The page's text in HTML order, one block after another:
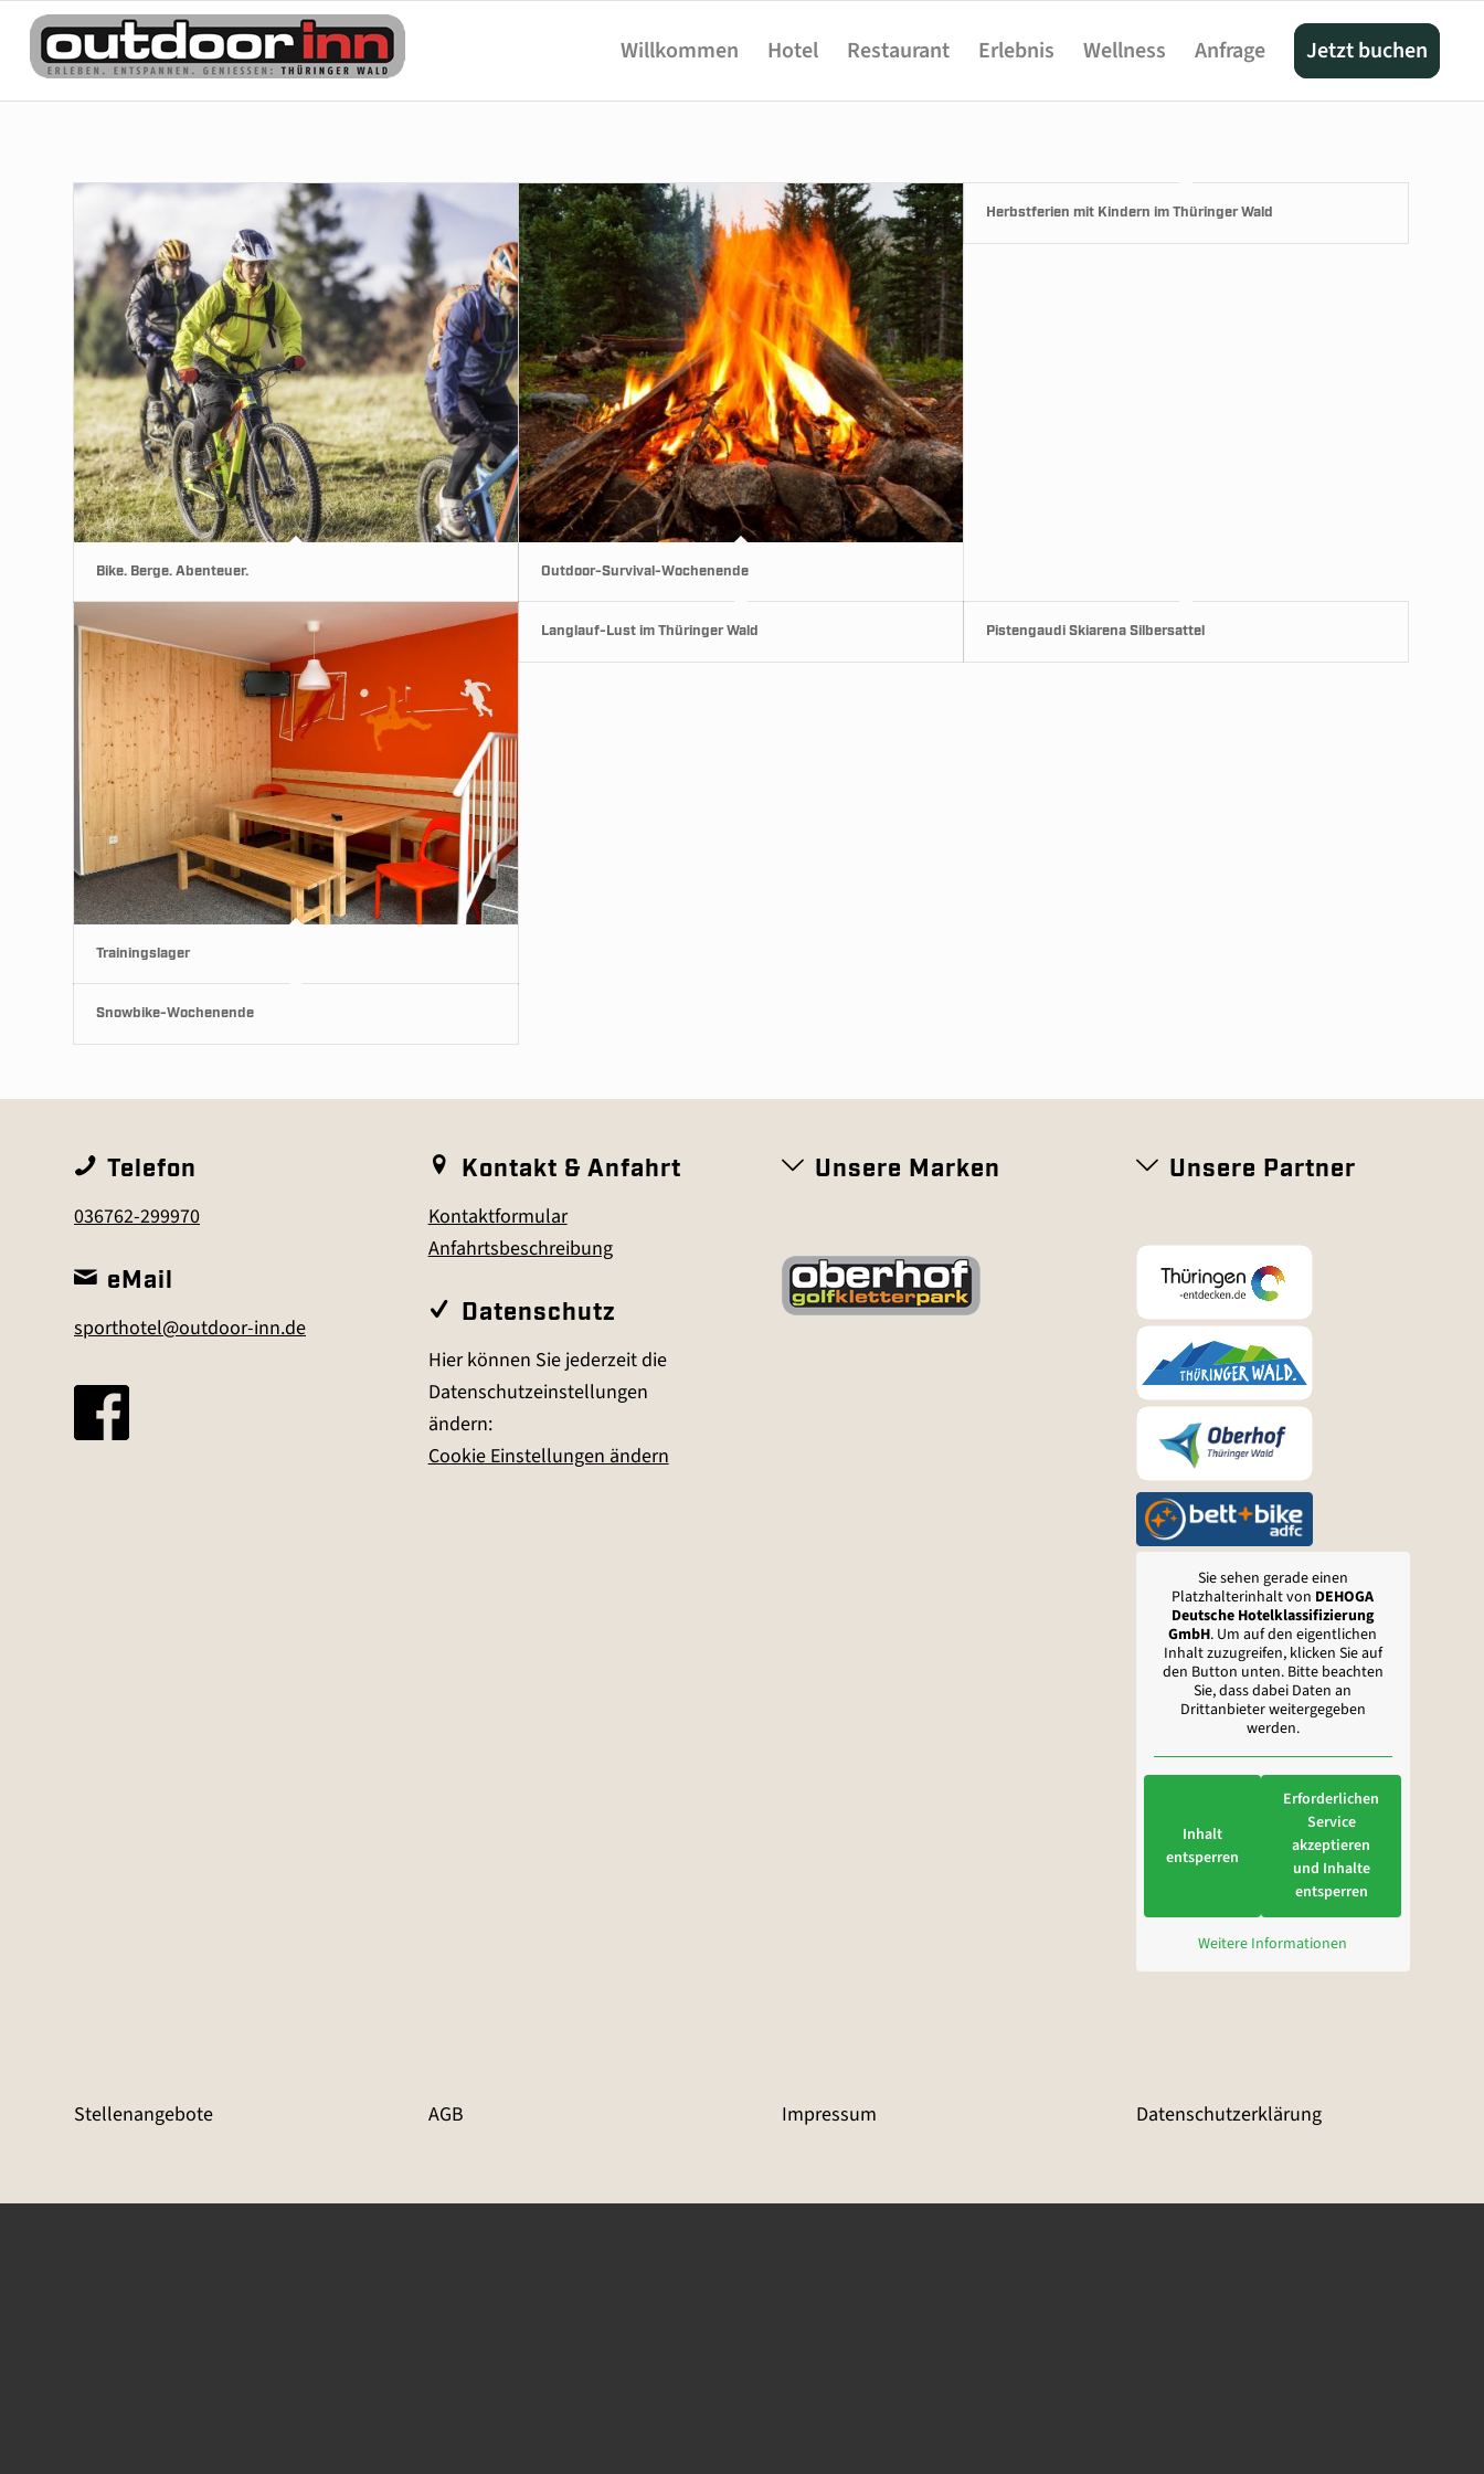
Willkommen Hotel Restaurant Erlebnis Wellness Anfrage Jetzt buchen
Bike. Berge. Abenteuer. Outdoor-Survival-Wochenende
Herbstferien mit Kindern im Thüringer Wald
Trainingslager
Langlauf-Lust im Thüringer Wald Pistengaudi Skiarena Silbersattel
Snowbike-Wochenende
Telefon
036762-299970
eMail
sporthotel@outdoor-inn.de
Kontakt & Anfahrt
Kontaktformular
Anfahrtsbeschreibung
Datenschutz
Hier können Sie jederzeit die
Datenschutzeinstellungen
ändern:
Cookie Einstellungen ändern
Unsere Marken Unsere Partner
Sie sehen gerade einen
Platzhalterinhalt von DEHOGA
Deutsche Hotelklassifizierung
GmbH. Um auf den eigentlichen
Inhalt zuzugreifen, klicken Sie auf
den Button unten. Bitte beachten
Sie, dass dabei Daten an
Drittanbieter weitergegeben
werden.
Inhalt
entsperren
Erforderlichen
Service
akzeptieren
und Inhalte
entsperren
Weitere Informationen
Stellenangebote AGB Impressum Datenschutzerklärung